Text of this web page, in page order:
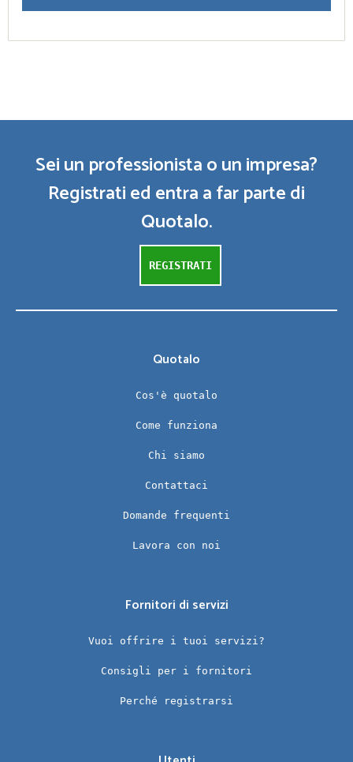
Sei un professionista o un impresa?
Registrati ed entra a far parte di
Quotalo.
REGISTRATI
Quotalo
Cos'è quotalo
Come funziona
Chi siamo
Contattaci
Domande frequenti
Lavora con noi
Fornitori di servizi
Vuoi offrire i tuoi servizi?
Consigli per i fornitori
Perché registrarsi